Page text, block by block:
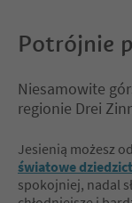
Potrójnie
Niesamowite
regionie Drei
Jesienią możesz
światowe
spokojniej, nadal